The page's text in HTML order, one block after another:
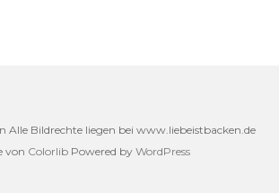
Alle Bildrechte liegen bei www.liebeistbacken.de
von ColorlibPowered by WordPress